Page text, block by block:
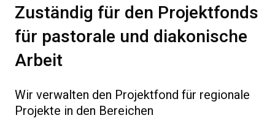
Zuständig für den Projektfonds
für pastorale und diakonische
Arbeit
Wir verwalten den Projektfond für regionale
Projekte in den Bereichen